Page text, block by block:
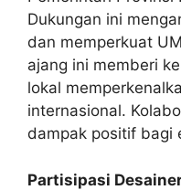
Dukungan ini
dan memperkuat
ajang ini memberi
lokal
internasional.
dampak positif bagi
Partisipasi